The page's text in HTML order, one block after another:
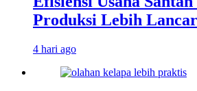
Produksi Lebih Lancar
4 hari ago